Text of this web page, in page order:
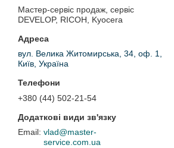
Мастер-сервіс продаж, сервіс
DEVELOP, RICOH, Kyocera
вул. Велика Житомирська, 34, оф. 1,
Київ, Україна
+380 (44) 502-21-54
vlad@master-
service.com.ua